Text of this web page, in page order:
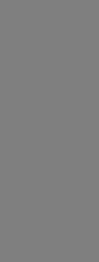
La réalisation
techniques
l'action, il offre
Pour